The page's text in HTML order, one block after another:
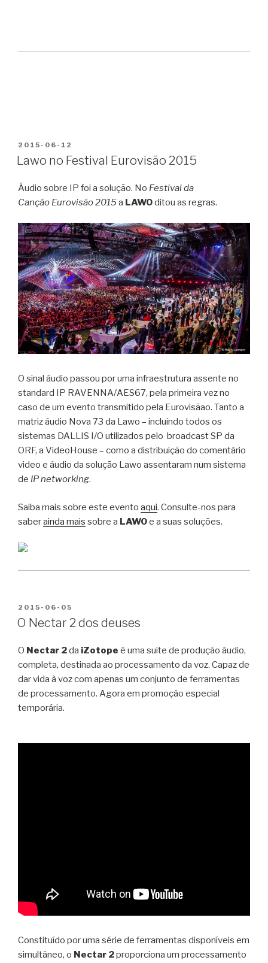
PUBLICADO
EM
2015-06-12
Lawo no Festival Eurovisão 2015
Áudio sobre IP foi a solução. No Festival da
Canção Eurovisão 2015a LAWOditou as regras.
O sinal áudio passou por uma infraestrutura assente no
standard IP RAVENNA/AES67, pela primeira vez no
caso de um evento transmitido pela Eurovisãao. Tanto a
matriz áudio Nova 73 da Lawo – incluindo todos os
sistemas DALLIS I/O utilizados pelo broadcast SP da
ORF, a VideoHouse – como a distribuição do comentário
video e áudio da solução Lawo assentaram num sistema
de IP networking.
Saiba mais sobre este evento aqui. Consulte-nos para
saberainda mais sobre a LAWOe a suas soluções.
PUBLICADO
EM
2015-06-05
O Nectar 2 dos deuses
O Nectar 2da iZotope é uma suite de produção áudio,
completa, destinada ao processamento da voz. Capaz de
dar vida à voz com apenas um conjunto de ferramentas
de processamento. Agora em promoção especial
temporária.
Constituído por uma série de ferramentas disponíveis em
simultâneo, o Nectar 2proporciona um processamento